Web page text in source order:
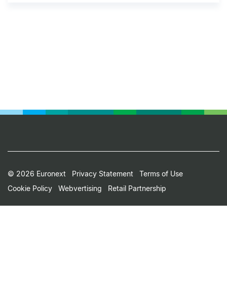
Footer
Small
Print
© 2026 Euronext Privacy Statement
Terms of Use
Cookie Policy
Webvertising Retail Partnership